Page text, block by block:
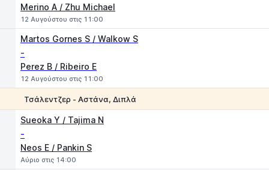
Merino A / Zhu Michael
12 Αυγούστου στις 11:00
Martos Gornes S / Walkow S
-
Perez B / Ribeiro E
12 Αυγούστου στις 11:00
Τσάλεντζερ - Αστάνα, Διπλά
Sueoka Y / Tajima N
-
Neos E / Pankin S
Αύριο στις 14:00